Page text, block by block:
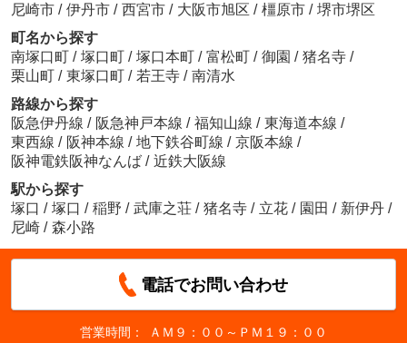
尼崎市 / 伊丹市 / 西宮市 / 大阪市旭区 / 橿原市 / 堺市堺区
町名から探す
南塚口町 / 塚口町 / 塚口本町 / 富松町 / 御園 / 猪名寺 /
栗山町 / 東塚口町 / 若王寺 / 南清水
路線から探す
阪急伊丹線 / 阪急神戸本線 / 福知山線 / 東海道本線 /
東西線 / 阪神本線 / 地下鉄谷町線 / 京阪本線 /
阪神電鉄阪神なんば / 近鉄大阪線
駅から探す
塚口 / 塚口 / 稲野 / 武庫之荘 / 猪名寺 / 立花 / 園田 / 新伊丹 /
尼崎 / 森小路
電話でお問い合わせ
営業時間：
ＡＭ９：００～ＰＭ１９：００